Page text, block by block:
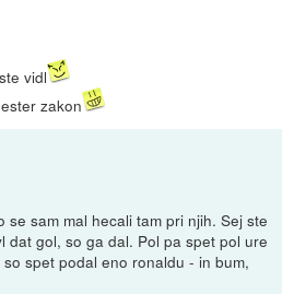
vidl
zakon
se sam mal hecali tam pri njih. Sej ste
dat gol, so ga dal. Pol pa spet pol ure
spet podal eno ronaldu - in bum,